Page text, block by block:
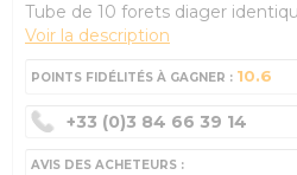
Tube de 10 forets diager
Voir la description
POINTS FIDÉLITÉS À GAGNER : 10.6
+33 (0)3 84 66 39 14
AVIS DES ACHETEURS :